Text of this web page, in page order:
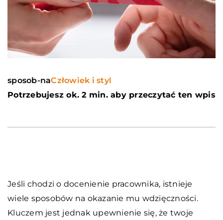
sposob-naCzłowiek i styl
Potrzebujesz ok. 2 min. aby przeczytać ten wpis
Jeśli chodzi o docenienie pracownika, istnieje
wiele sposobów na okazanie mu wdzięczności.
Kluczem jest jednak upewnienie się, że twoje